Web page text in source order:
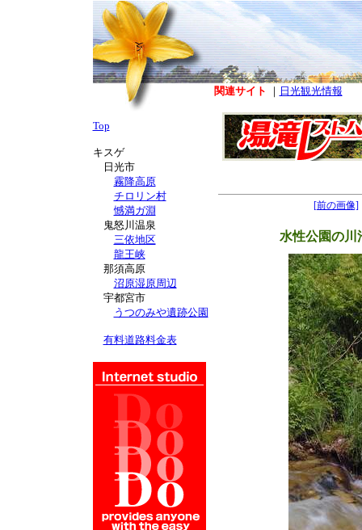
関連サイト ｜ 日光観光情報
[前の画像]
水性公園の川
Top
キスゲ
日光市
霧降高原
チロリン村
憾満ガ淵
鬼怒川温泉
三依地区
龍王峡
那須高原
沼原湿原周辺
宇都宮市
うつのみや遺跡公園
有料道路料金表